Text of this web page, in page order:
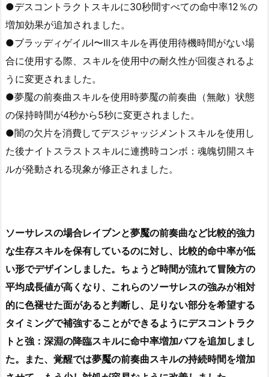
●デスコントラクトスキルに30秒間すべての命中率12％の
増加効果が追加されました。
●ブラッディゲイルI〜IIIスキルを再使用待機時間がない場
合に使用する際、スキルを使用中の耐久性が回復されるよ
うに変更されました。
●夢魘の前奏曲スキルを使用時夢魘の前奏曲（無敵）状態
の保持時間が4秒から5秒に変更されました。
●闇の欠片を消費してデスジャッジメントスキルを使用し
た後ナイトスラストスキルに連携時コンボ：魂魄切開スキ
ルが発動される現象が修正されました。
ソーサレスの場合レイブンと夢魘の前奏曲など比較的強力
な生存スキルを保有しているのに対し、比較的命中率が低
い形でデザインしました。ちょうど時間が流れて冒険方の
平均成長値が高くなり、これらのソーサレスの強みが相対
的に色褪せた面があると判断し、足りない部分を希望する
タイミングで補強することができるようにデスコントラク
トと強：深淵の降臨スキルに命中率増加バフを追加しまし
た。また、覚醒では夢魘の前奏曲スキルの持続時間を増加